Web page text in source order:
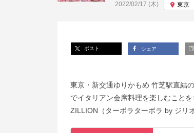
投稿日:
2022/02/17 (木) 東京
ポスト シェア
東京・新交通ゆりかもめ 竹芝駅直結
でイタリアン会席料理を楽しむこと
ZILLION（ターボラターボラ by ジリ